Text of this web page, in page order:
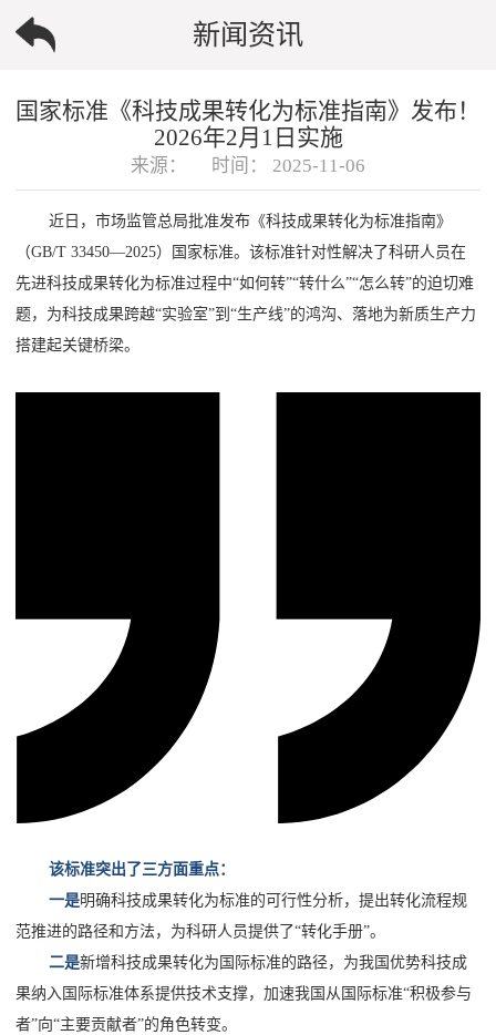
新闻资讯
国家标准《科技成果转化为标准指南》发布！
2026年2月1日实施
来源： 时间： 2025-11-06
近日，市场监管总局批准发布《科技成果转化为标准指南》
（GB/T 33450—2025）国家标准。该标准针对性解决了科研人员在
先进科技成果转化为标准过程中“如何转”“转什么”“怎么转”的迫切难
题，为科技成果跨越“实验室”到“生产线”的鸿沟、落地为新质生产力
搭建起关键桥梁。
该标准突出了三方面重点：
一是明确科技成果转化为标准的可行性分析，提出转化流程规
范推进的路径和方法，为科研人员提供了“转化手册”。
二是新增科技成果转化为国际标准的路径，为我国优势科技成
果纳入国际标准体系提供技术支撑，加速我国从国际标准“积极参与
者”向“主要贡献者”的角色转变。